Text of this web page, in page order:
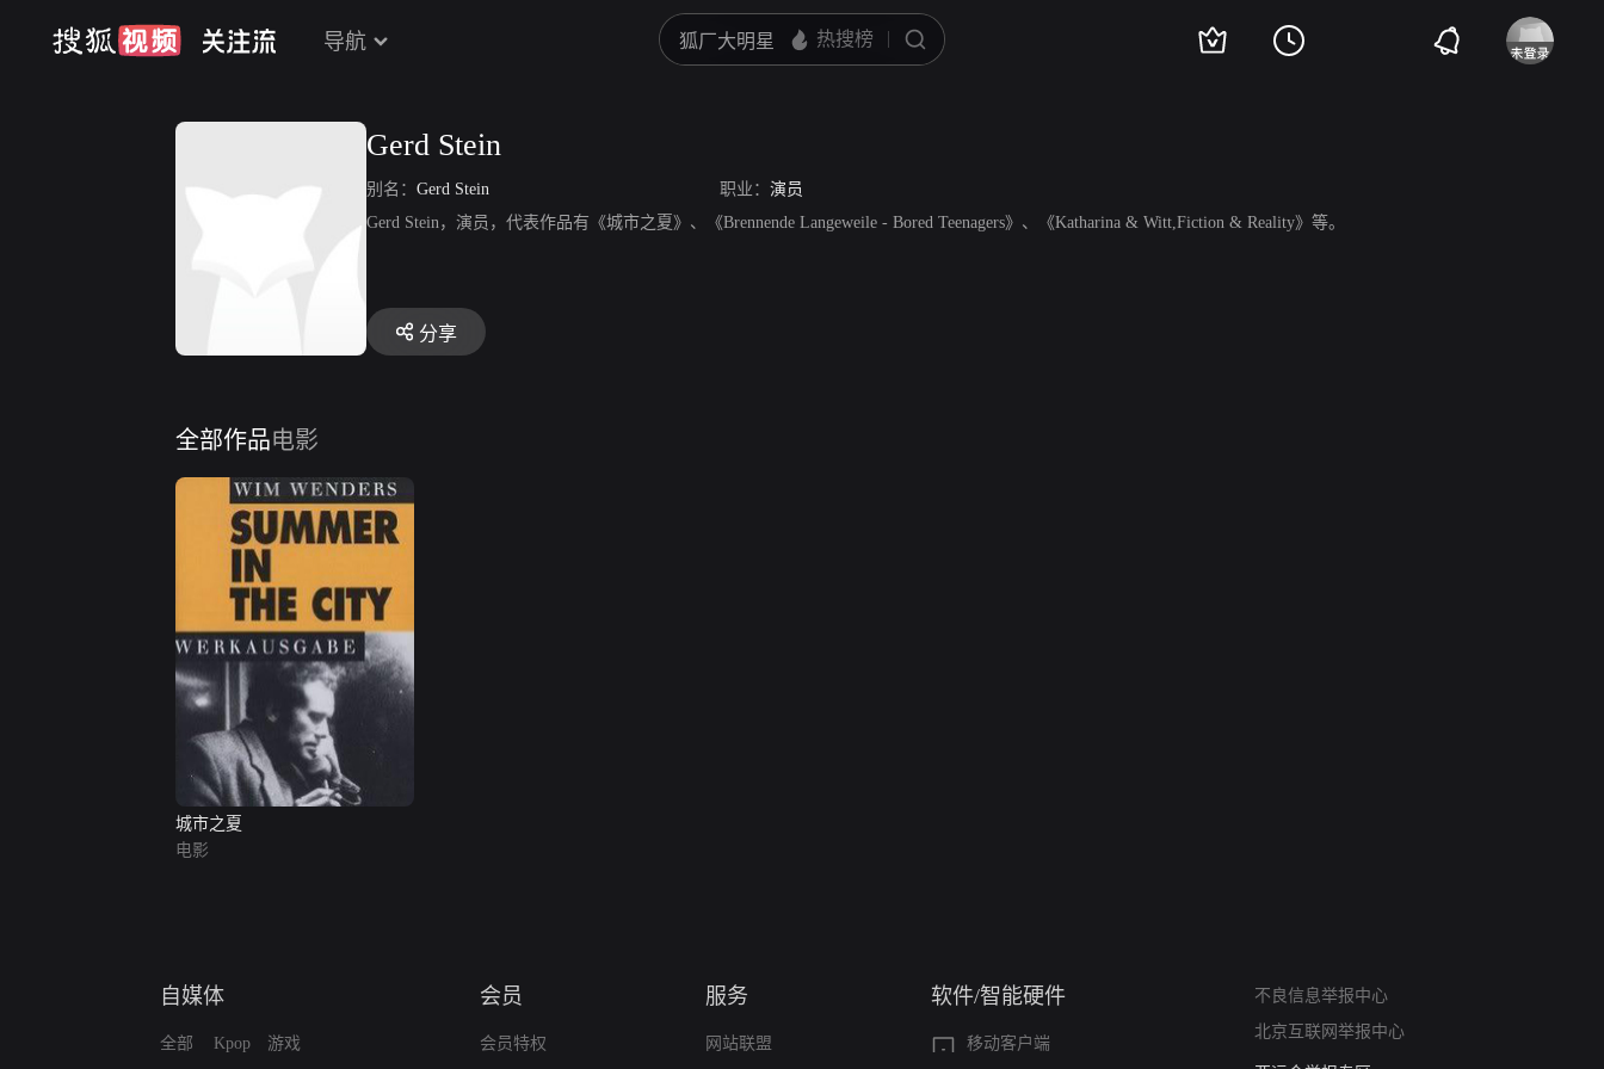
导航
Gerd Stein
别名： Gerd Stein 职业： 演员
Gerd Stein，演员，代表作品有《城市之夏》、《Brennende Langeweile - Bored Teenagers》、《Katharina & Witt,Fiction & Reality》等。
分享
全部作品电影
城市之夏
电影
自媒体
全部 Kpop 游戏
会员
会员特权
服务
网站联盟
软件/智能硬件
移动客户端
不良信息举报中心
北京互联网举报中心
算法推荐专项举报